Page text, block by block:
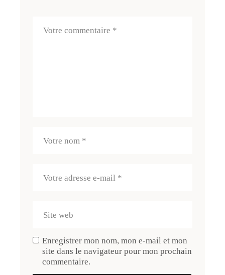
Enregistrer mon nom, mon e-mail et mon
site dans le navigateur pour mon prochain
commentaire.